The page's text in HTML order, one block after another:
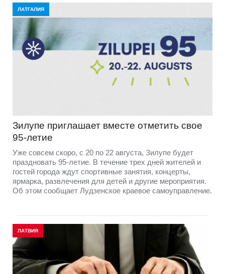
ЛАТГАЛИЯ
Зилупе приглашает вместе отметить свое
95-летие
Уже совсем скоро, с 20 по 22 августа, Зилупе будет
праздновать 95-летие. В течение трех дней жителей и
гостей города ждут спортивные занятия, концерты,
ярмарка, развлечения для детей и другие мероприятия.
Об этом сообщает Лудзенское краевое самоуправление.
ЛАТВИЯ